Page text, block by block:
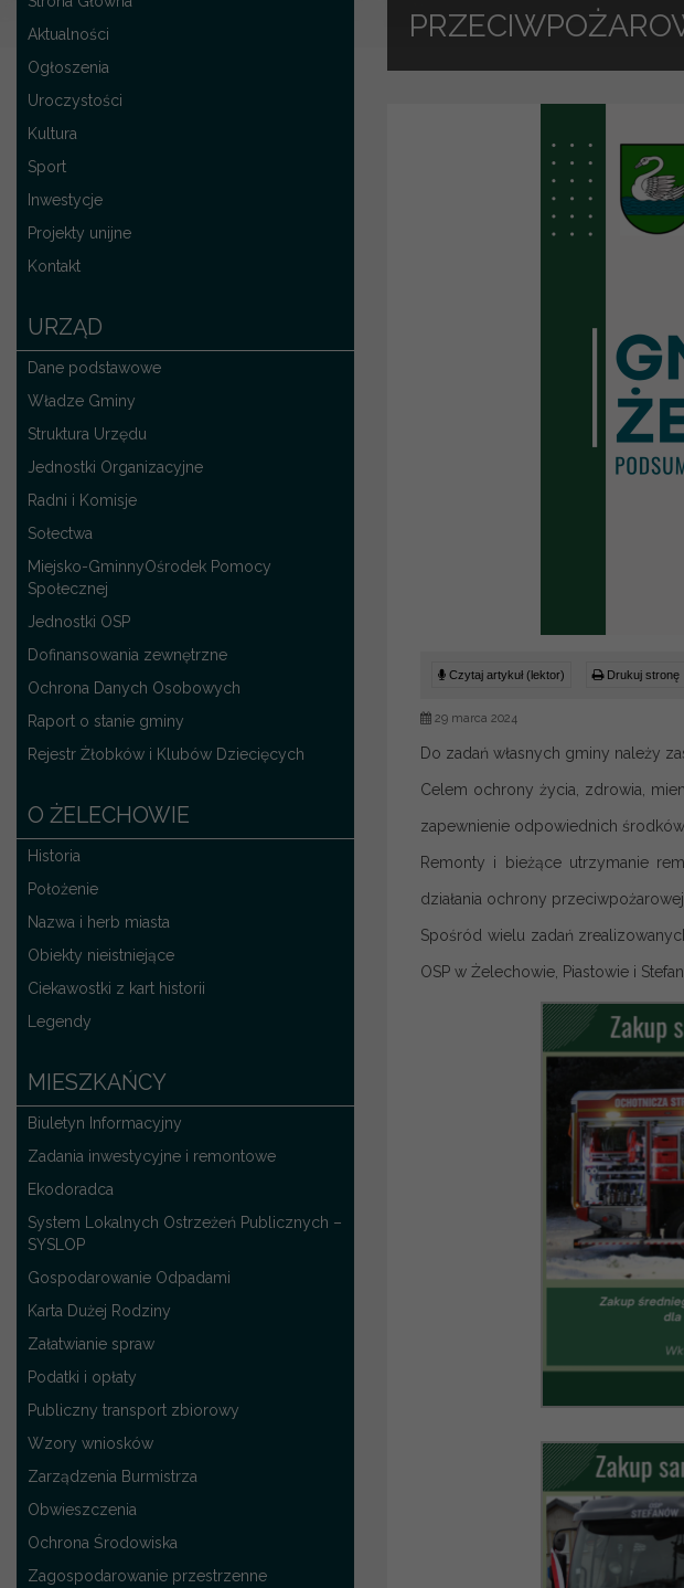
Aktualności
Ogłoszenia
Uroczystości
Kultura
Sport
Inwestycje
Projekty unijne
Kontakt
URZĄD
Dane podstawowe
Władze Gminy
Struktura Urzędu
Jednostki Organizacyjne
Radni i Komisje
Sołectwa
Miejsko-GminnyOśrodek Pomocy
Społecznej
Jednostki OSP
Dofinansowania zewnętrzne
Ochrona Danych Osobowych
Raport o stanie gminy
Rejestr Żłobków i Klubów Dziecięcych
O ŻELECHOWIE
Historia
Położenie
Nazwa i herb miasta
Obiekty nieistniejące
Ciekawostki z kart historii
Legendy
MIESZKAŃCY
Biuletyn Informacyjny
Zadania inwestycyjne i remontowe
Ekodoradca
System Lokalnych Ostrzeżeń Publicznych –
SYSLOP
Gospodarowanie Odpadami
Karta Dużej Rodziny
Załatwianie spraw
Podatki i opłaty
Publiczny transport zbiorowy
Wzory wniosków
Zarządzenia Burmistrza
Obwieszczenia
Ochrona Środowiska
Zagospodarowanie przestrzenne
Czytaj artykuł (lektor) Drukuj stronę
29 marca 2024
Do zadań własnych gminy należy
Celem ochrony życia, zdrowia,
zapewnienie odpowiednich
Remonty i bieżące utrzymanie
działania ochrony
Spośród wielu zadań
OSP w Żelechowie, Piastowie i